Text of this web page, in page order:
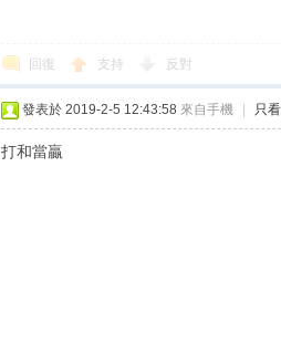
回復 支持 反對
發表於 2019-2-5 12:43:58 來自手機 只
打和當贏